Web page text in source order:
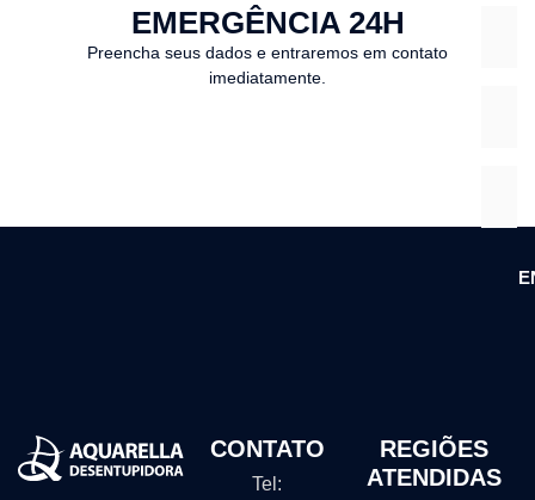
EMERGÊNCIA 24H
Preencha seus dados e entraremos em contato
imediatamente.
CONTATO
Tel:
REGIÕES
ATENDIDAS